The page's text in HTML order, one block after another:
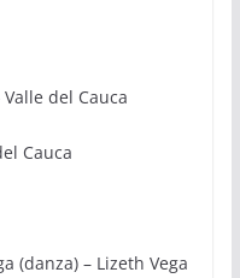
del Cauca
Cauca
(danza) – Lizeth Vega